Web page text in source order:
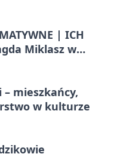
| ICH
Miklasz w
mieszkańcy,
w kulturze